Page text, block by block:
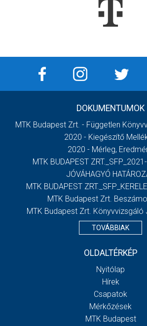
DOKUMENTUMOK
MTK Budapest Zrt. - Független
2020 - Kiegészítő
2020 - Mérleg,
MTK BUDAPEST
JÓVÁHAGYÓ
MTK BUDAPEST
MTK Budapest Zrt.
MTK Budapest Zrt. Könyvvizsgáló
TOVÁBBIAK
OLDALTÉRKÉP
Nyitólap
Hírek
Csapatok
Mérkőzések
MTK Budapest